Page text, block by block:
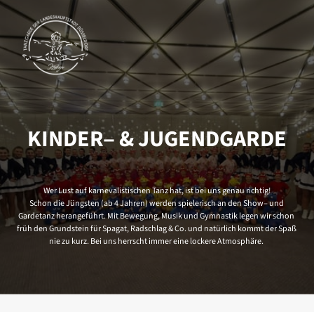
KINDER‒& JUGENDGARDE
Wer Lust auf karnevalistischen Tanz hat, ist bei uns genau richtig!
Schon die Jüngsten (ab 4 Jahren) werden spielerisch an den Show‒
Gardetanz herangeführt. Mit Bewegung, Musik und Gymnastik legen wir
früh den Grundstein für Spagat, Radschlag & Co. und natürlich kommt der
nie zu kurz. Bei uns herrscht immer eine lockere Atmosphäre.